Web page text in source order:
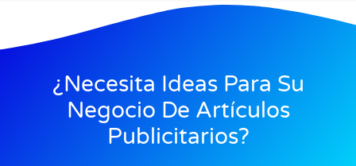
¿Necesita Ideas Para Su
Negocio De Artículos
Publicitarios?